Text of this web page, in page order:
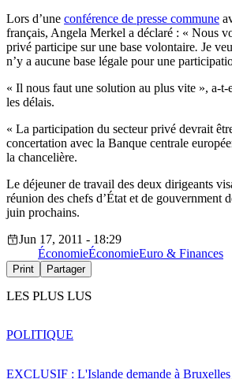
Lors d’une conférence de presse commune
français, Angela Merkel a déclaré : « Nous
privé participe sur une base volontaire. Je
n’y a aucune base légale pour une
« Il nous faut une solution au plus vite », a-t-
les délais.
« La participation du secteur privé devrait
concertation avec la Banque centrale
la chancelière.
Le déjeuner de travail des deux dirigeants
réunion des chefs d’État et de gouvernment
juin prochains.
Jun 17, 2011 - 18:29
ÉconomieÉconomieEuro & Finances
Print Partager
LES PLUS LUS
EXCLUSIF : L'Islande demande à Bruxelles
POLITIQUE